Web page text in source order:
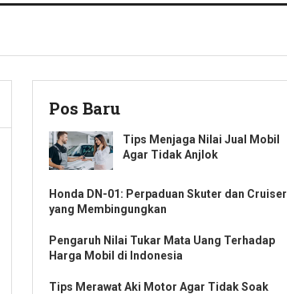
Pos Baru
Tips Menjaga Nilai Jual Mobil
Agar Tidak Anjlok
Honda DN-01: Perpaduan Skuter dan Cruiser
yang Membingungkan
Pengaruh Nilai Tukar Mata Uang Terhadap
Harga Mobil di Indonesia
Tips Merawat Aki Motor Agar Tidak Soak